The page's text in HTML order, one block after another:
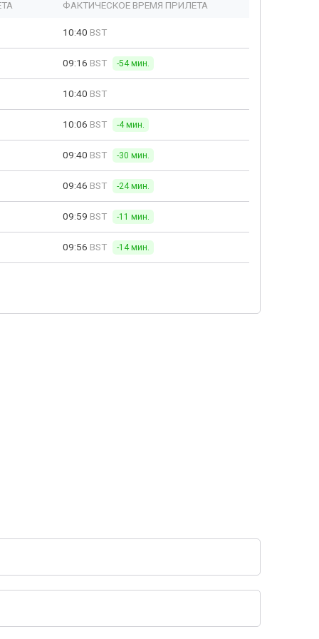
ФАКТИЧЕСКОЕ ВРЕМЯ ПРИЛЕТА
10:40 BST
09:16 BST -54 мин.
10:40 BST
10:06 BST -4 мин.
09:40 BST -30 мин.
09:46 BST -24 мин.
09:59 BST -11 мин.
09:56 BST -14 мин.